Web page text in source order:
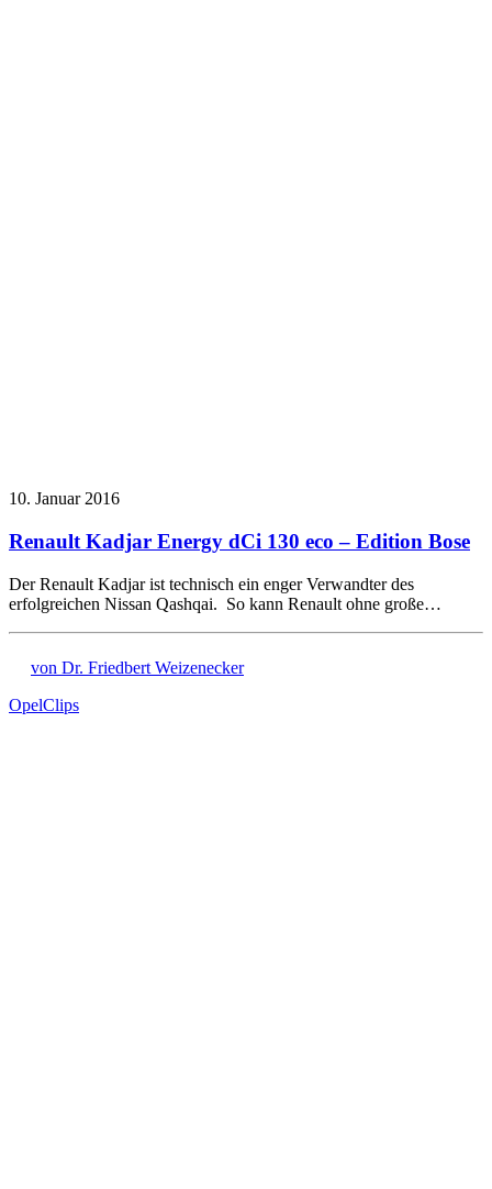
10. Januar 2016
Renault Kadjar Energy dCi 130 eco – Edition Bose
Der Renault Kadjar ist technisch ein enger Verwandter des
erfolgreichen Nissan Qashqai. So kann Renault ohne große…
von Dr. Friedbert Weizenecker
OpelClips